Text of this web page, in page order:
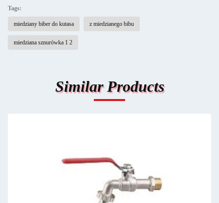
Tags:
miedziany biber do kutasa z miedzianego bibu
miedziana sznurówka 1 2
Similar Products